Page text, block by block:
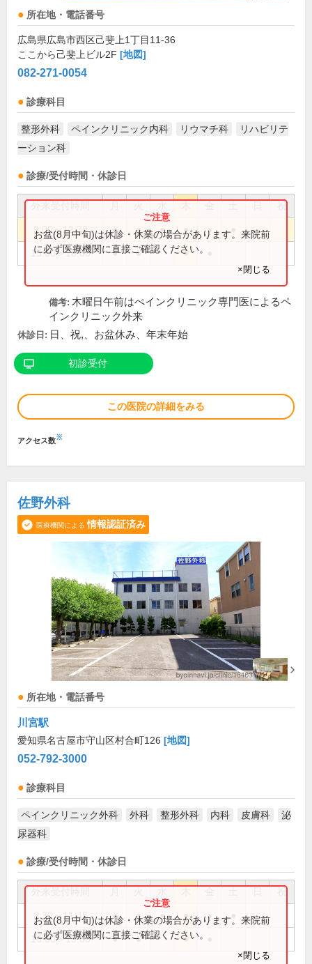
所在地・電話番号
広島県広島市西区己斐上1丁目11-36
ここから己斐上ビル2F [地図]
082-271-0054
診療科目
整形外科 ペインクリニック内科 リウマチ科
リハビリテ
ーション科
診療/受付時間・休診日
祝
9:00～12:30 ● ● ● ● ●
15:00～18:00 ● ● ●
お盆(8月中旬)は休診・休業の場合があります。来院前
に必ず医療機関に直接ご確認ください。
×閉じる
備考: 木曜日午前はぺインクリニック専門医によるペ
インクリニック外来
休診日: 日、祝,、お盆休み、年末年始
初診受付
この医院の詳細をみる
アクセス数※
佐野外科
医療機関による 情報認証済み
所在地・電話番号
川宮駅
愛知県名古屋市守山区村合町126 [地図]
052-792-3000
診療科目
ペインクリニック外科 外科 整形外科 内科 皮膚科
泌
尿器科
診療/受付時間・休診日
祝
8:30～11:45 ● ● ● ● ●
16:00～19:00 ● ● ●
お盆(8月中旬)は休診・休業の場合があります。来院前
に必ず医療機関に直接ご確認ください。
×閉じる